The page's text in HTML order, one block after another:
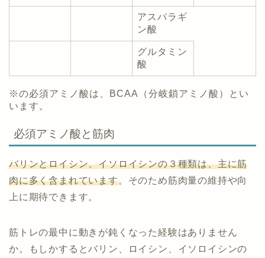
アスパラギ
ン酸
グルタミン
酸
※の必須アミノ酸は、BCAA（分岐鎖アミノ酸）とい
います。
必須アミノ酸と筋肉
バリンとロイシン、イソロイシンの３種類は、主に筋
肉に多く含まれています。そのため筋肉量の維持や向
上に期待できます。
筋トレの最中に動きが鈍くなった経験はありません
か。もしかするとバリン、ロイシン、イソロイシンの